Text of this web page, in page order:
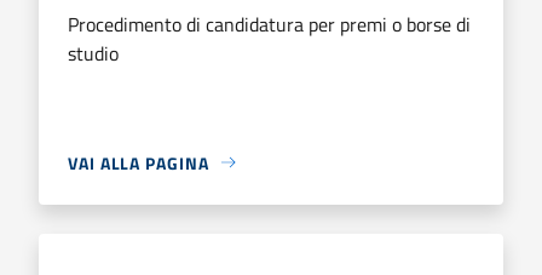
Procedimento di candidatura per premi o borse di
studio
VAI ALLA PAGINA